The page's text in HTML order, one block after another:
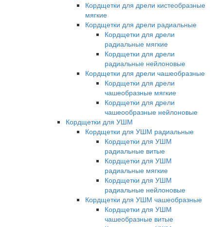
Кордщетки для дрели кистеобразные
мягкие
Кордщетки для дрели радиальные
Кордщетки для дрели
радиальные мягкие
Кордщетки для дрели
радиальные нейлоновые
Кордщетки для дрели чашеобразные
Кордщетки для дрели
чашеобразные мягкие
Кордщетки для дрели
чашеообразные нейлоновые
Кордщетки для УШМ
Кордщетки для УШМ радиальные
Кордщетки для УШМ
радиальные витые
Кордщетки для УШМ
радиальные мягкие
Кордщетки для УШМ
радиальные нейлоновые
Кордщетки для УШМ чашеобразные
Кордщетки для УШМ
чашеобразные витые